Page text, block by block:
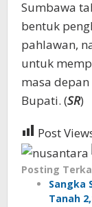
Sumbawa
bentuk
pahlawan,
untuk
masa
Bupati. (SR)
Post
Posting
Sangka
Tanah